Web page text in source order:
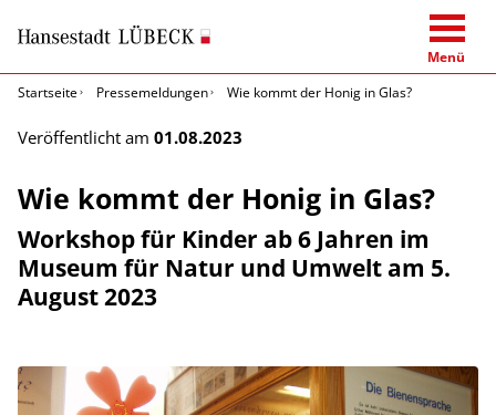
Menü
Startseite
Pressemeldungen Wie kommt der Honig in Glas?
Veröffentlicht am 01.08.2023
Wie kommt der Honig in Glas?
Workshop für Kinder ab 6 Jahren im
Museum für Natur und Umwelt am 5.
August 2023